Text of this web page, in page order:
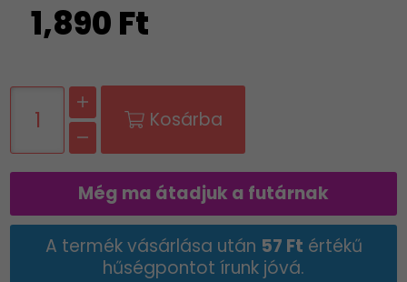
1,890 Ft
Kosárba
Még ma átadjuk a futárnak
A termék vásárlása után 57 Ft értékű
hűségpontot írunk jóvá.